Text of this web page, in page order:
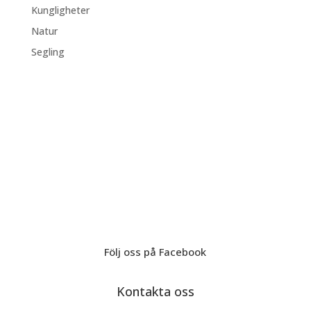
Kungligheter
Natur
Segling
Följ oss på Facebook
Kontakta oss